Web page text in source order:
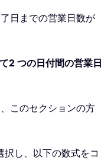
日までの営業日数が
2 つの日付間の営業日
このセクションの方
択し、以下の数式をコ